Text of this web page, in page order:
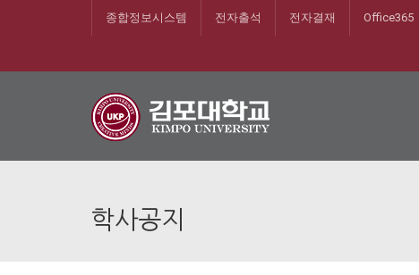
종합정보시스템 전자출석 전자결재 Office365
학사공지